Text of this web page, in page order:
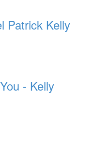
Patrick Kelly
- Kelly